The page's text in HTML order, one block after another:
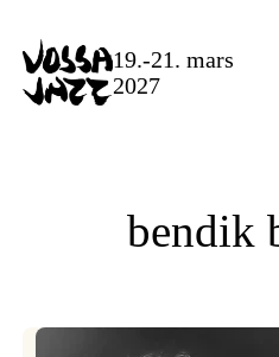
content
19.-21. mars
2027
bendik